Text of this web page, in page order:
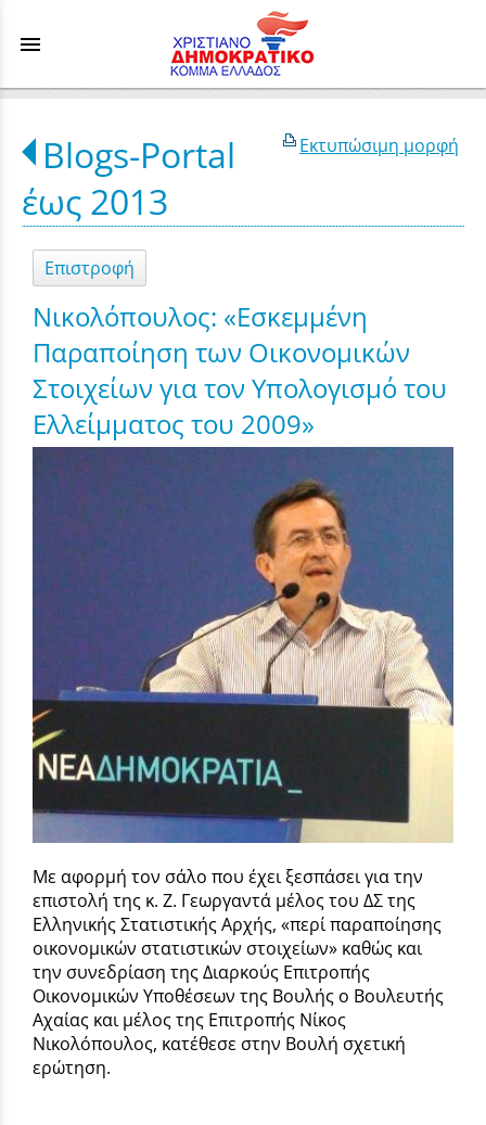
menu
Εκτυπώσιμη μορφή
Blogs-Portal
έως 2013
Επιστροφή
Νικολόπουλος: «Εσκεμμένη
Παραποίηση των Οικονομικών
Στοιχείων για τον Υπολογισμό του
Ελλείμματος του 2009»
Με αφορμή τον σάλο που έχει ξεσπάσει για την
επιστολή της κ. Ζ. Γεωργαντά μέλος του ΔΣ της
Ελληνικής Στατιστικής Αρχής, «περί παραποίησης
οικονομικών στατιστικών στοιχείων» καθώς και
την συνεδρίαση της Διαρκούς Επιτροπής
Οικονομικών Υποθέσεων της Βουλής ο Βουλευτής
Αχαίας και μέλος της Επιτροπής Νίκος
Νικολόπουλος, κατέθεσε στην Βουλή σχετική
ερώτηση.